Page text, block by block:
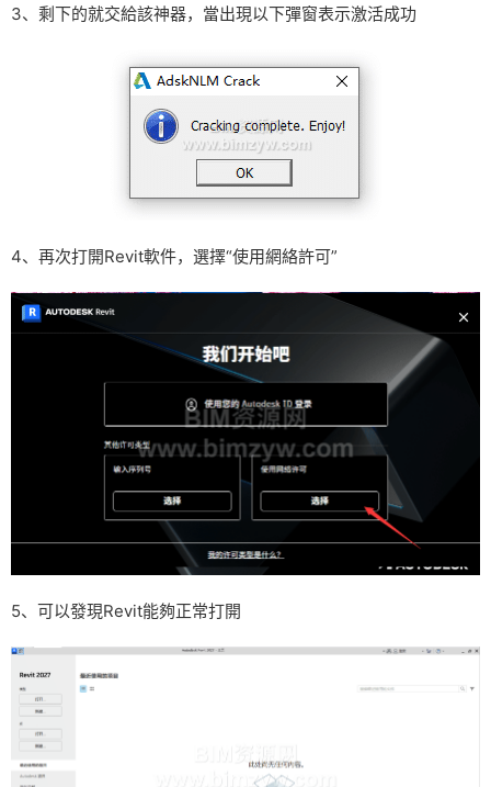
3、剩下的就交給該神器，當出現以下彈窗表示激活成功
4、再次打開Revit軟件，選擇“使用網絡許可”
5、可以發現Revit能夠正常打開